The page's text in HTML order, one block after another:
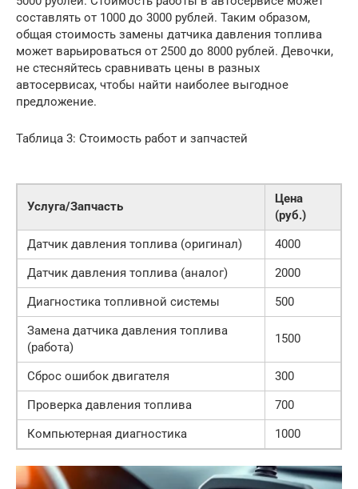
составлять от 1000 до 3000 рублей. Таким образом,
общая стоимость замены датчика давления топлива
может варьироваться от 2500 до 8000 рублей. Девочки,
не стесняйтесь сравнивать цены в разных
автосервисах, чтобы найти наиболее выгодное
предложение.
Таблица 3: Стоимость работ и запчастей
Услуга/Запчасть
Цена
(руб.)
Датчик давления топлива (оригинал)
4000
Датчик давления топлива (аналог)
2000
Диагностика топливной системы
500
Замена датчика давления топлива
(работа)
1500
Сброс ошибок двигателя
300
Проверка давления топлива
700
Компьютерная диагностика
1000